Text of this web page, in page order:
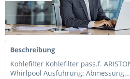
Beschreibung
Kohlefilter Kohlefilter pass.f.
Whirlpool Ausführung: Abmessung...